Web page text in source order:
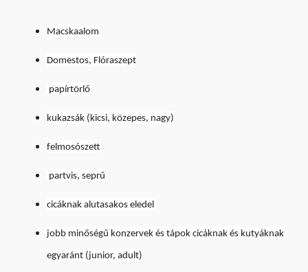
Macskaalom
Domestos, Flóraszept
papírtörlő
kukazsák (kicsi, közepes, nagy)
felmosószett
partvis, seprű
cicáknak alutasakos eledel
jobb minőségű konzervek és tápok cicáknak és kutyáknak
egyaránt (junior, adult)